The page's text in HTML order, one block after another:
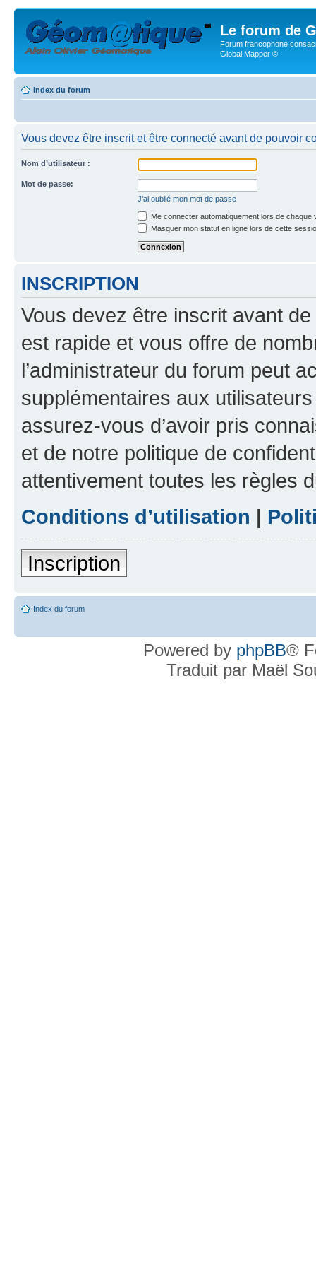
Le forum de
Forum francophone
Global Mapper ©
Index du forum
Vous devez être inscrit et être connecté avant de pouvoir
Nom d’utilisateur :
Mot de passe:
J’ai oublié mon mot de passe
Me connecter automatiquement lors de chaque
Masquer mon statut en ligne lors de cette
INSCRIPTION
Vous devez être inscrit avant
est rapide et vous offre de
l’administrateur du forum peut
supplémentaires aux
assurez-vous d’avoir pris
et de notre politique de
attentivement toutes les règles
Conditions d’utilisation |
Inscription
Index du forum
Powered by phpBB®
Traduit par Maël